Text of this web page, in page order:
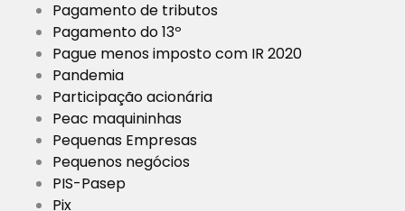
Pagamento de tributos
Pagamento do 13º
Pague menos imposto com IR 2020
Pandemia
Participação acionária
Peac maquininhas
Pequenas Empresas
Pequenos negócios
PIS-Pasep
Pix